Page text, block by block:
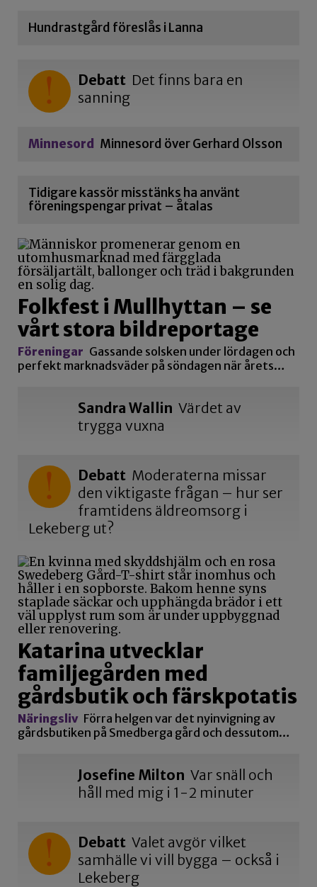
Hundrastgård föreslås i Lanna
Debatt Det finns bara en
sanning
Minnesord Minnesord över Gerhard Olsson
Tidigare kassör misstänks ha använt
föreningspengar privat – åtalas
Folkfest i Mullhyttan – se
vårt stora bildreportage
Föreningar Gassande solsken under lördagen och
perfekt marknadsväder på söndagen när årets…
Sandra Wallin Värdet av
trygga vuxna
Debatt Moderaterna missar
den viktigaste frågan – hur ser
framtidens äldreomsorg i
Lekeberg ut?
Katarina utvecklar
familjegården med
gårdsbutik och färskpotatis
Näringsliv Förra helgen var det nyinvigning av
gårdsbutiken på Smedberga gård och dessutom…
Josefine Milton Var snäll och
håll med mig i 1-2 minuter
Debatt Valet avgör vilket
samhälle vi vill bygga – också i
Lekeberg